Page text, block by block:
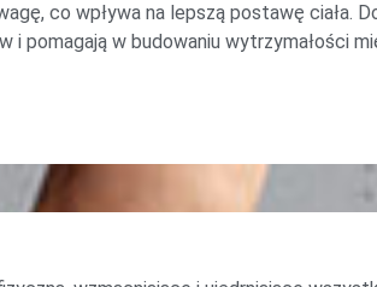
co wpływa na lepszą postawę ciała.
pomagają w budowaniu wytrzymałości